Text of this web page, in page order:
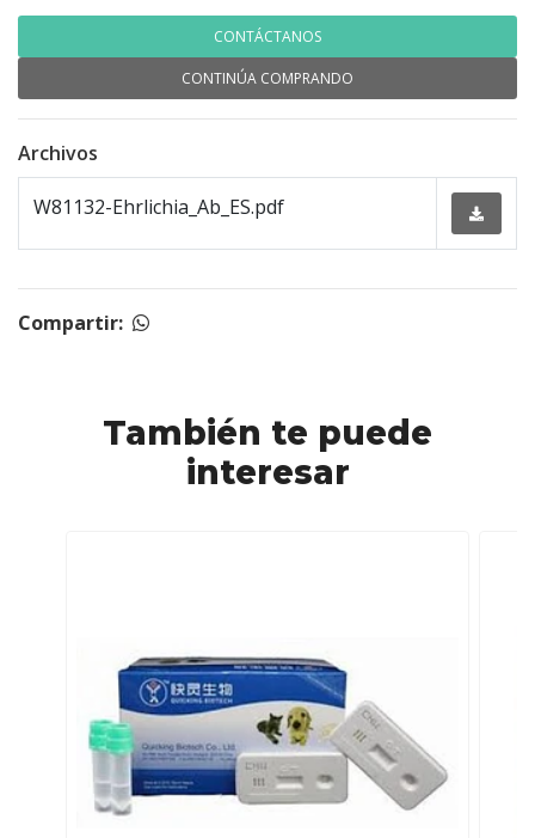
CONTÁCTANOS
CONTINÚA COMPRANDO
Archivos
W81132-Ehrlichia_Ab_ES.pdf
Compartir:
También te puede
interesar